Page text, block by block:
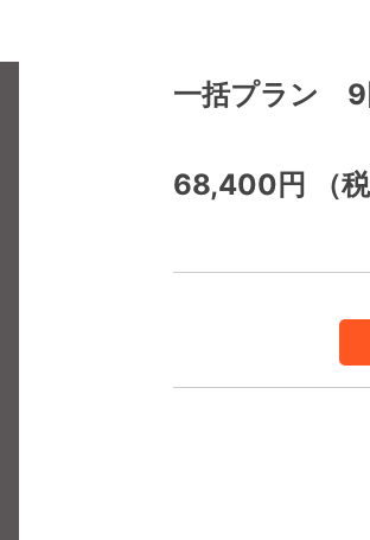
一括プラン 9
68,400円 （